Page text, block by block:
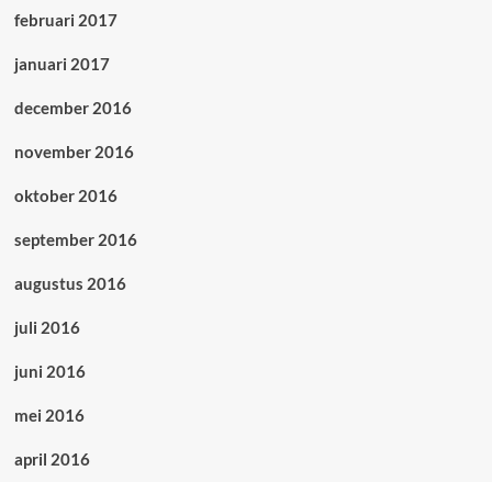
februari 2017
januari 2017
december 2016
november 2016
oktober 2016
september 2016
augustus 2016
juli 2016
juni 2016
mei 2016
april 2016